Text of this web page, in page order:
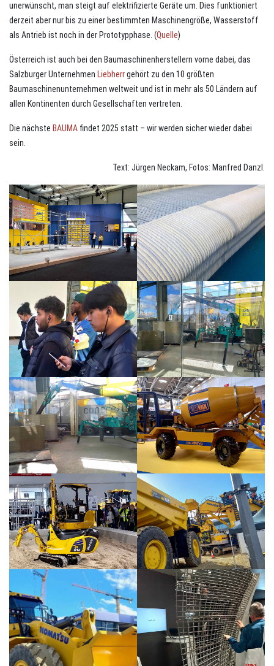
unerwünscht, man steigt auf elektrifizierte Geräte um. Dies funktioniert
derzeit aber nur bis zu einer bestimmten Maschinengröße, Wasserstoff
als Antrieb ist noch in der Prototypphase. (Quelle)
Österreich ist auch bei den Baumaschinenherstellern vorne dabei, das
Salzburger Unternehmen Liebherrgehört zu den 10 größten
Baumaschinenunternehmen weltweit und ist in mehr als 50 Ländern auf
allen Kontinenten durch Gesellschaften vertreten.
Die nächste BAUMA findet 2025 statt – wir werden sicher wieder dabei
sein.
Text: Jürgen Neckam, Fotos: Manfred Danzl.